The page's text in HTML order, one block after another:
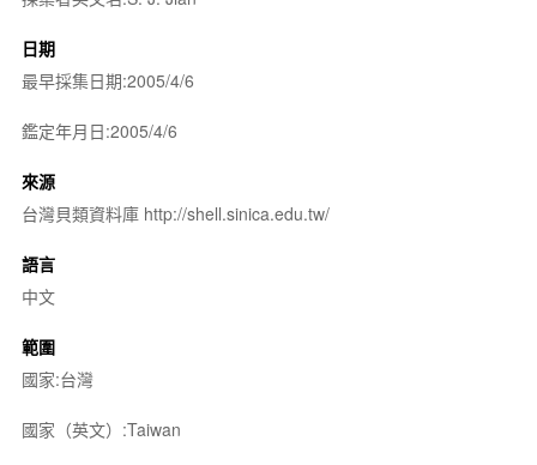
日期
最早採集日期:2005/4/6
鑑定年月日:2005/4/6
來源
台灣貝類資料庫 http://shell.sinica.edu.tw/
語言
中文
範圍
國家:台灣
國家（英文）:Taiwan